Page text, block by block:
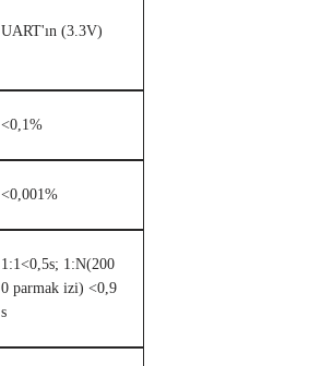
UART'ın (3.3V)
<0,1%
<0,001%
1:1<0,5s; 1:N(200
0 parmak izi) <0,9
s